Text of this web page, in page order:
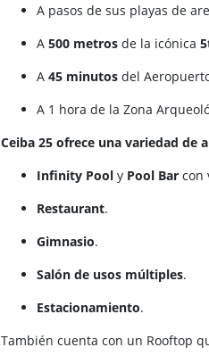
A pasos de sus playas de
A500 metros de la icónica
A45 minutos del
A 1 hora de la Zona
Ceiba 25 ofrece una variedad
Infinity Pool y Pool Bar con
Restaurant.
Gimnasio.
Salón de usos múltiples.
Estacionamiento.
También cuenta con un Rooftop